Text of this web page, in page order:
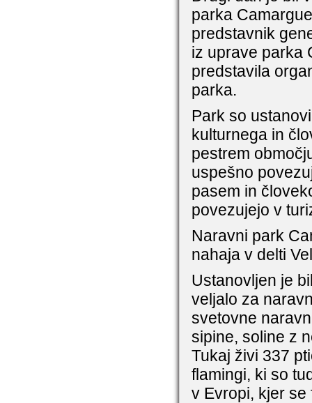
parka
predstavnik
iz uprave parka
predstavila
parka.
Park so
kulturnega in
pestrem
uspešno
pasem in
povezujejo v
Naravni park
nahaja v delti
Ustanovljen je
veljalo za
svetovne
sipine, soline z
Tukaj živi 337
flamingi, ki so
v Evropi, kjer se